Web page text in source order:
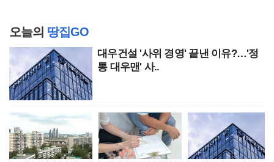
오늘의 땅집GO
대우건설 '사위 경영' 끝낸 이유?…'정
통 대우맨' 사..